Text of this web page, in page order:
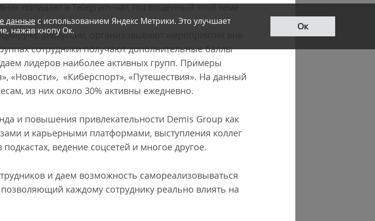
попадает в Telegram-чат, посвященный этой теме.
дискуссии, организовывают мероприятия вне
сотрудники получают дополнительные баллы
лидеров наиболее активных групп. Примеры
«Новости», «Киберспорт», «Путешествия». На данный
из них около 30% активны ежедневно.
и повышения привлекательности Demis Group как
и карьерными платформами, выступления коллег
подкастах, ведение соцсетей и многое другое.
и даем возможность самореализовываться
каждому сотруднику реально влиять на
данныес использованием Яндекс Метрики. Это улучшает
нажав кнопу Ок.
Ок